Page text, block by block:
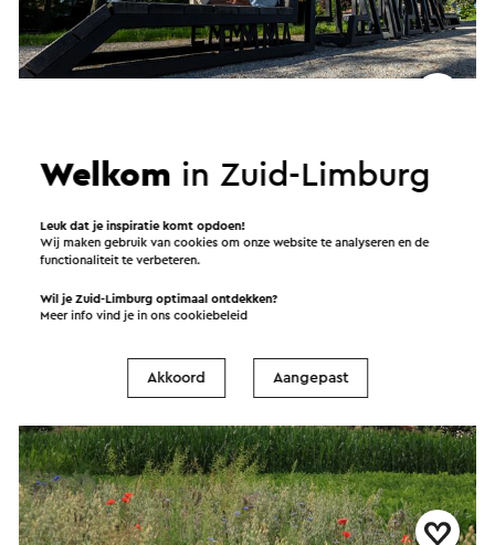
Brunssum
Wandelroute → 16,4 km
Welkom in Zuid-Limburg
Leuk dat je inspiratie komt opdoen!
Wij maken gebruik van cookies om onze website te analyseren en de
functionaliteit te verbeteren.
Wil je Zuid-Limburg optimaal ontdekken?
Meer info vind je in onscookiebeleid
Akkoord Aangepast